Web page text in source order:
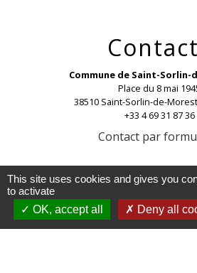
Commune de Saint-
Place du 8 mai
38510 Saint-Sorlin-de-
+33 4 69 31 87 36
Contact par
This site uses cookies and gives you
to activate
OK, accept all
Deny all